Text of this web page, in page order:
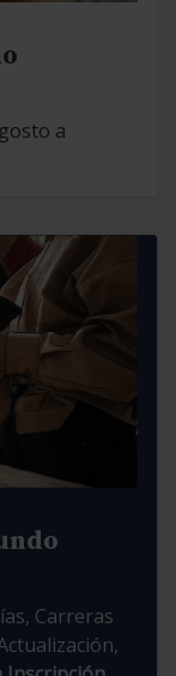
a
Carreras